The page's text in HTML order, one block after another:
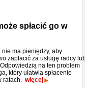
spłacić go w
nie ma pieniędzy, aby
zapłacić za usługę radcy
na ten problem
który ułatwia spłacenie
ratach. więcej